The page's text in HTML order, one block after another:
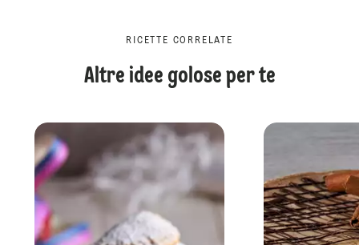
RICETTE CORRELATE
Altre idee golose per te